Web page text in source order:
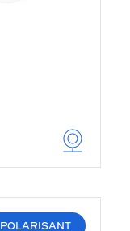
POLARISANT